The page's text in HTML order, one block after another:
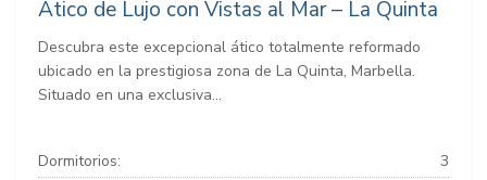
Ático de Lujo con Vistas al Mar – La Quinta
Descubra este excepcional ático totalmente reformado
ubicado en la prestigiosa zona de La Quinta, Marbella.
Situado en una exclusiva...
Dormitorios:
3